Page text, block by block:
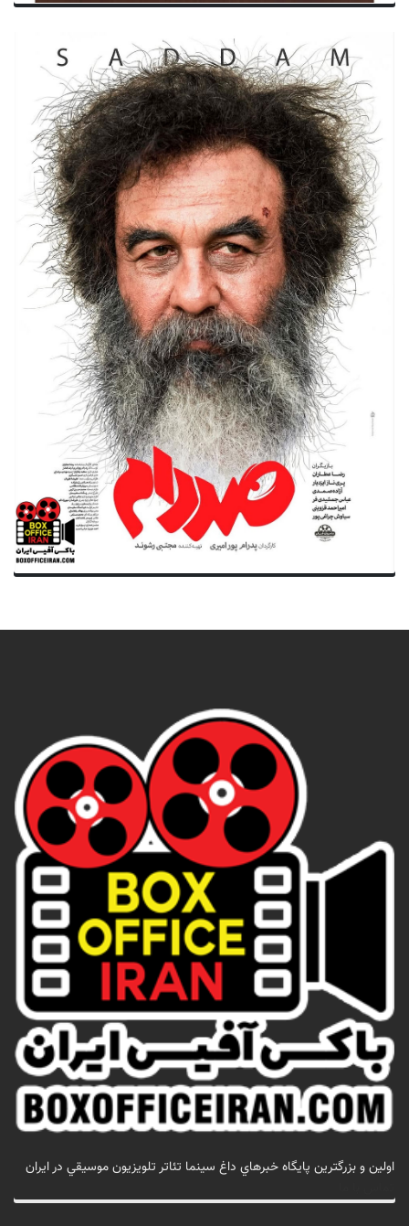
اولين و بزرگترين پايگاه خبرهاي داغ سينما تئاتر تلويزيون موسيقي در ايران